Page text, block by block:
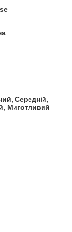
Середній,
Миготливий